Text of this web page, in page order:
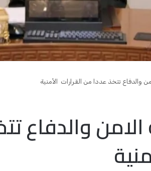
والدفاع تتخذ عددا من القرارات الأمنية
والدفاع